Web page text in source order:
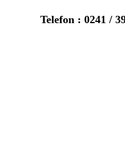
Telefon : 0241 /